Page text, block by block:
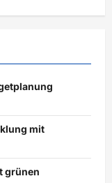
mit
grünen